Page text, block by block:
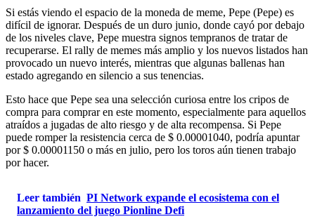
Si estás viendo el espacio de la moneda de meme, Pepe (Pepe) es
difícil de ignorar. Después de un duro junio, donde cayó por debajo
de los niveles clave, Pepe muestra signos tempranos de tratar de
recuperarse. El rally de memes más amplio y los nuevos listados han
provocado un nuevo interés, mientras que algunas ballenas han
estado agregando en silencio a sus tenencias.
Esto hace que Pepe sea una selección curiosa entre los cripos de
compra para comprar en este momento, especialmente para aquellos
atraídos a jugadas de alto riesgo y de alta recompensa. Si Pepe
puede romper la resistencia cerca de $ 0.00001040, podría apuntar
por $ 0.00001150 o más en julio, pero los toros aún tienen trabajo
por hacer.
Leer también PI Network expande el ecosistema con el
lanzamiento del juego Pionline Defi